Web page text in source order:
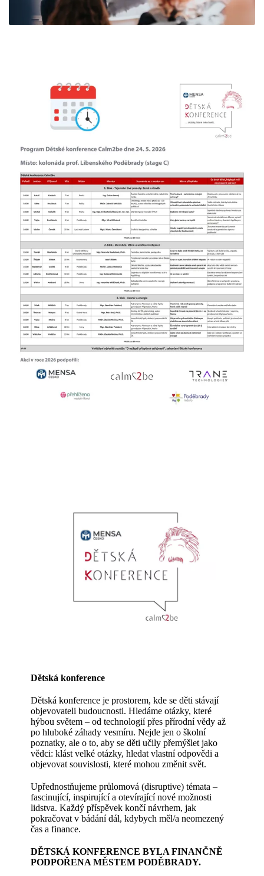
Dětská konference
Dětská konference je prostorem, kde se děti stávají
objevovateli budoucnosti. Hledáme otázky, které
hýbou světem – od technologií přes přírodní vědy až
po hluboké záhady vesmíru. Nejde jen o školní
poznatky, ale o to, aby se děti učily přemýšlet jako
vědci: klást velké otázky, hledat vlastní odpovědi a
objevovat souvislosti, které mohou změnit svět.
Upřednostňujeme průlomová (disruptive) témata –
fascinující, inspirující a otevírající nové možnosti
lidstva. Každý příspěvek končí návrhem, jak
pokračovat v bádání dál, kdybych měl/a neomezený
čas a finance.
DĚTSKÁ KONFERENCE BYLA FINANČNĚ
PODPOŘENA MĚSTEM PODĚBRADY.